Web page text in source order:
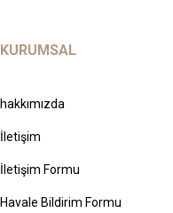
KURUMSAL
hakkımızda
İletişim
İletişim Formu
Havale Bildirim Formu